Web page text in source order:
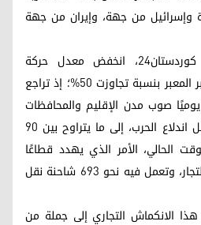
وإسرائيل من جهة، وإيران من جهة
ووفقًا لبيانات ميدانية لـ كوردستان24، انخفض معدل حركة
الشاحنات الناقلة للبضائع عبر المعبر بنسبة تجاوزت 50%؛ إذ تراجع
صوب مدن الإقليم والمحافظات
العراقية من 220 شاحنة قبل اندلاع الحرب، إلى ما يتراوح بين 90
الحالي، الأمر الذي يهدد قطاعًا
يعتمد عليه مئات العمال والتجار، وتعمل فيه نحو 693 شاحنة نقل
هذا الانكماش التجاري إلى جملة من